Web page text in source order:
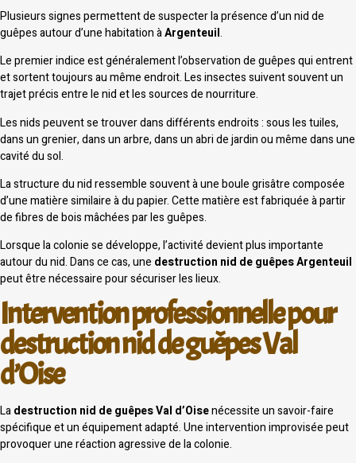
Plusieurs signes permettent de suspecter la présence d’un nid de
guêpes autour d’une habitation àArgenteuil.
Le premier indice est généralement l’observation de guêpes qui entrent
et sortent toujours au même endroit. Les insectes suivent souvent un
trajet précis entre le nid et les sources de nourriture.
Les nids peuvent se trouver dans différents endroits : sous les tuiles,
dans un grenier, dans un arbre, dans un abri de jardin ou même dans une
cavité du sol.
La structure du nid ressemble souvent à une boule grisâtre composée
d’une matière similaire à du papier. Cette matière est fabriquée à partir
de fibres de bois mâchées par les guêpes.
Lorsque la colonie se développe, l’activité devient plus importante
autour du nid. Dans ce cas, une destruction nid de guêpes Argenteuil
peut être nécessaire pour sécuriser les lieux.
Intervention professionnelle pour
destruction nid de guêpes Val
d’Oise
Ladestruction nid de guêpes Val d’Oisenécessite un savoir-faire
spécifique et un équipement adapté. Une intervention improvisée peut
provoquer une réaction agressive de la colonie.